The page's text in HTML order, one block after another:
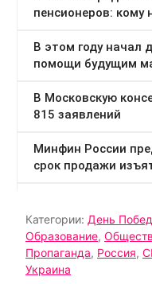
Категории: День
Образование,
Пропаганда, Россия,
Украина